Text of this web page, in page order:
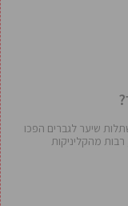
שיער לגברים הפכו
מהקליניקות